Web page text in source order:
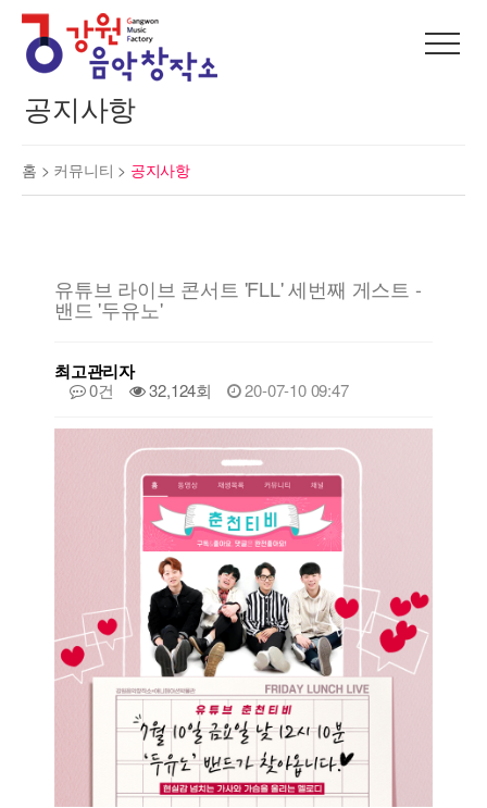
공지사항
홈 > 커뮤니티 > 공지사항
유튜브 라이브 콘서트 'FLL' 세번째 게스트 -
밴드 '두유노'
최고관리자
0건 32,124회 20-07-10 09:47